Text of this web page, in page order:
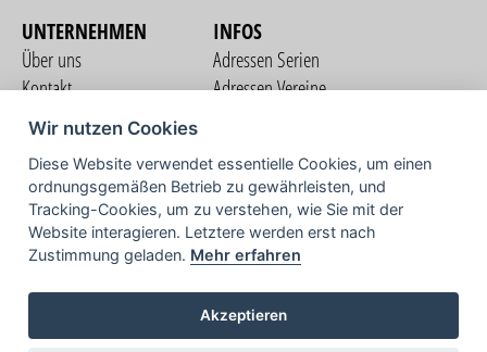
UNTERNEHMEN
Über uns
Kontakt
Nutzungsbedingungen
Datenschutzerklärung
Impressum
INFOS
Adressen Serien
Adressen Vereine
COMMUNITY
TV
Wir nutzen Cookies
Diese Website verwendet essentielle Cookies, um einen
ordnungsgemäßen Betrieb zu gewährleisten, und
Tracking-Cookies, um zu verstehen, wie Sie mit der
Website interagieren. Letztere werden erst nach
Zustimmung geladen. Mehr erfahren
Akzeptieren